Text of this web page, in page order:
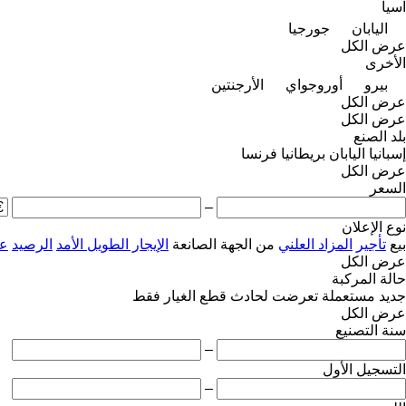
آسيا
اليابان
جورجيا
عرض الكل
الأخرى
بيرو
أوروجواي
الأرجنتين
عرض الكل
عرض الكل
بلد الصنع
إسبانيا اليابان بريطانيا فرنسا
عرض الكل
السعر
–
نوع الإعلان
بيع تأجير المزاد العلني من الجهة الصانعة الإيجار الطويل الأمد الرصيد
عرض الكل
حالة المركبة
جديد مستعملة تعرضت لحادث قطع الغيار فقط
عرض الكل
سنة التصنيع
–
التسجيل الأول
–